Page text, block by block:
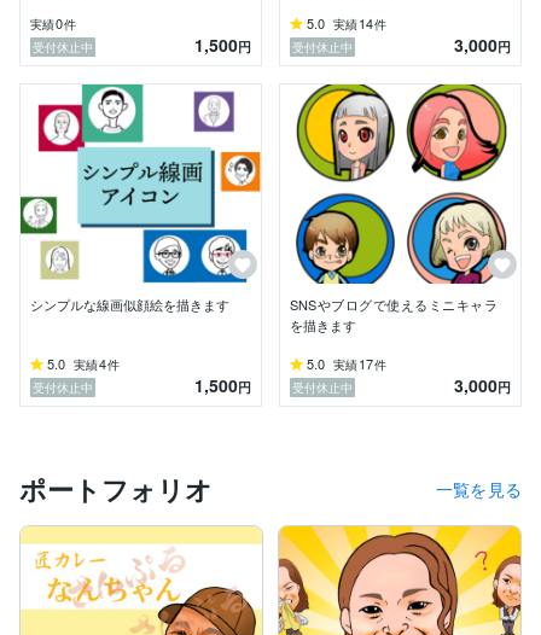
実績0件
受付休止中
1,500円
5.0 実績14件
受付休止中
3,000円
シンプルな線画似顔絵を描きます
5.0 実績4件
受付休止中
1,500円
SNSやブログで使えるミニキャラ
を描きます
5.0 実績17件
受付休止中
3,000円
ポートフォリオ 一覧を見る